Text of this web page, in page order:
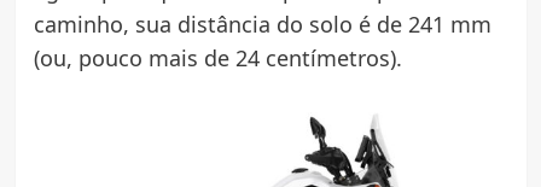
caminho, sua distância do solo é de 241 mm
(ou, pouco mais de 24 centímetros).